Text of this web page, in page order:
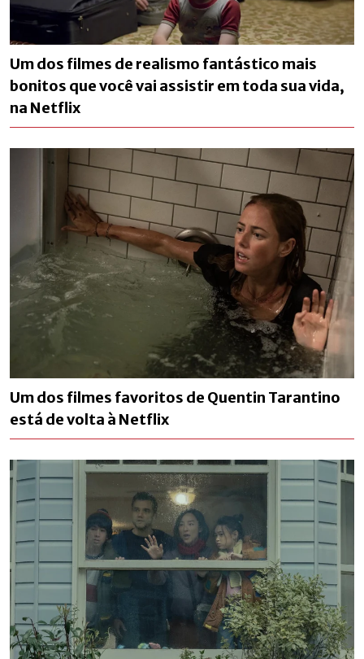
Um dos filmes de realismo fantástico mais
bonitos que você vai assistir em toda sua vida,
na Netflix
Um dos filmes favoritos de Quentin Tarantino
está de volta à Netflix